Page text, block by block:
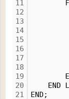
11
12
13
14
15
16
17
18
19
20
21
FOR
END
END
END;